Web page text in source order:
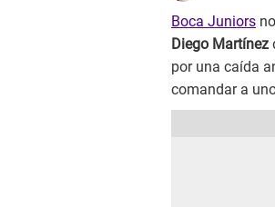
Boca Juniors
Diego Martínez
por una caída
comandar a